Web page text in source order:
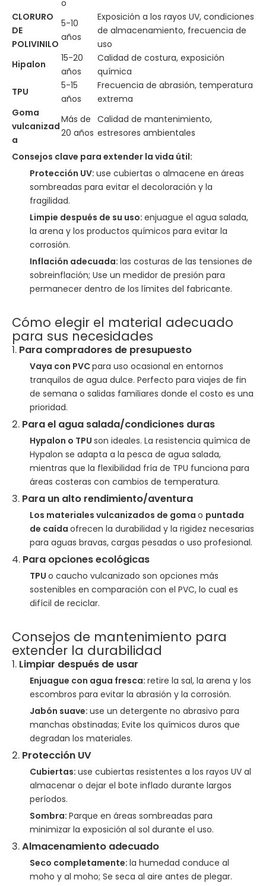
o
CLORURO
DE
POLIVINILO
5-10
años
Exposición a los rayos UV, condiciones
de almacenamiento, frecuencia de
uso
Hipalon
15-20
años
Calidad de costura, exposición
química
TPU
5-15
años
Frecuencia de abrasión, temperatura
extrema
Goma
vulcanizad
a
Más de
20 años
Calidad de mantenimiento,
estresores ambientales
Consejos clave para extender la vida útil:
Protección UV: use cubiertas o almacene en áreas
sombreadas para evitar el decoloración y la
fragilidad.
Limpie después de su uso: enjuague el agua salada,
la arena y los productos químicos para evitar la
corrosión.
Inflación adecuada: las costuras de las tensiones de
sobreinflación; Use un medidor de presión para
permanecer dentro de los límites del fabricante.
Cómo elegir el material adecuado
para sus necesidades
1. Para compradores de presupuesto
Vaya con PVCpara uso ocasional en entornos
tranquilos de agua dulce. Perfecto para viajes de fin
de semana o salidas familiares donde el costo es una
prioridad.
2. Para el agua salada/condiciones duras
Hypalon o TPU son ideales. La resistencia química de
Hypalon se adapta a la pesca de agua salada,
mientras que la flexibilidad fría de TPU funciona para
áreas costeras con cambios de temperatura.
3. Para un alto rendimiento/aventura
Los materiales vulcanizados de goma o puntada
de caída ofrecen la durabilidad y la rigidez necesarias
para aguas bravas, cargas pesadas o uso profesional.
4. Para opciones ecológicas
TPU o caucho vulcanizado son opciones más
sostenibles en comparación con el PVC, lo cual es
difícil de reciclar.
Consejos de mantenimiento para
extender la durabilidad
1. Limpiar después de usar
Enjuague con agua fresca: retire la sal, la arena y los
escombros para evitar la abrasión y la corrosión.
Jabón suave: use un detergente no abrasivo para
manchas obstinadas; Evite los químicos duros que
degradan los materiales.
2. Protección UV
Cubiertas: use cubiertas resistentes a los rayos UV al
almacenar o dejar el bote inflado durante largos
períodos.
Sombra: Parque en áreas sombreadas para
minimizar la exposición al sol durante el uso.
3.Almacenamiento adecuado
Seco completamente: la humedad conduce al
moho y al moho; Se seca al aire antes de plegar.